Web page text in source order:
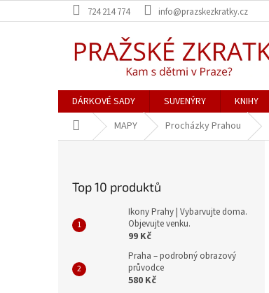
na
724 214 774 info@prazskezkratky.cz
DÁRKOVÉ SADY SUVENÝRY KNIHY
Domů MAPY Procházky Prahou
Top 10 produktů
Ikony Prahy | Vybarvujte doma.
Objevujte venku.
99 Kč
Praha – podrobný obrazový
průvodce
580 Kč